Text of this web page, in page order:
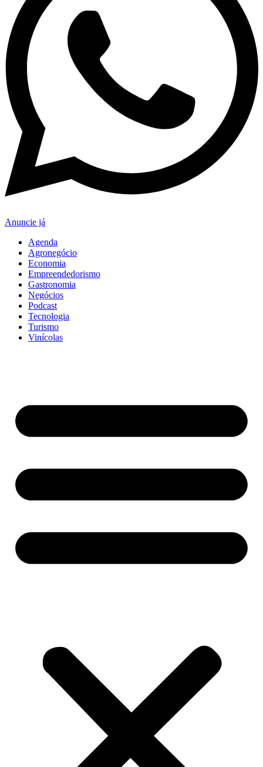
Anuncie já
Agenda
Agronegócio
Economia
Empreendedorismo
Gastronomia
Negócios
Podcast
Tecnologia
Turismo
Vinícolas